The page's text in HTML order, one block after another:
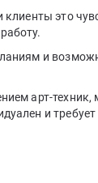
это
и
арт-техник,
и